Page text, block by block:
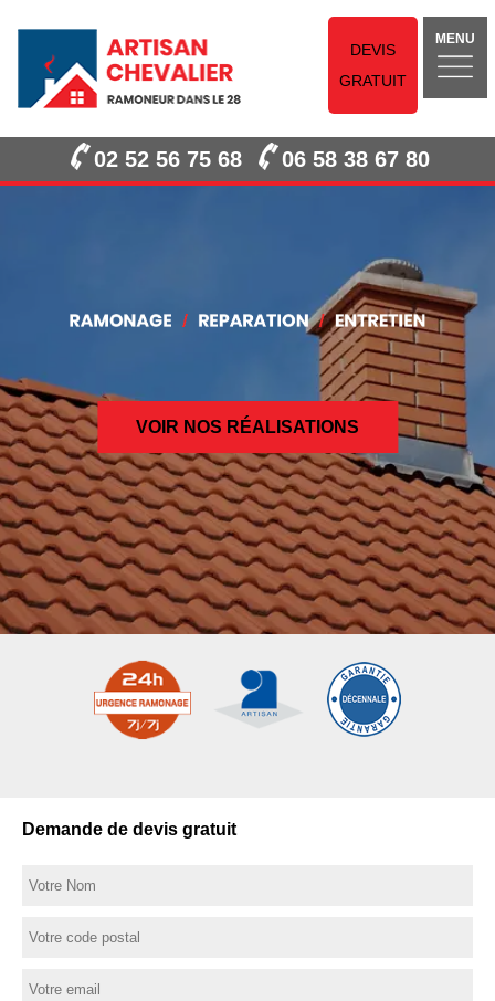
DEVIS
GRATUIT
MENU
02 52 56 75 68 06 58 38 67 80
VOIR NOS RÉALISATIONS
Demande de devis gratuit